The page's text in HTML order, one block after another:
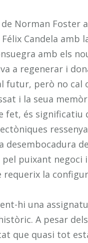
Norman Foster
Candela amb
amb els
a regenerar i
futur, però no cal
i la seua
fet, és significatiu
desembocadura
puixant negoci
la
hi una
A pesar
que quasi tot